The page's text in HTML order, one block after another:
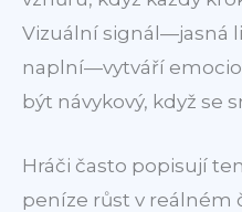
Vizuální signál—jasná
naplní—vytváří
být návykový, když se
Hráči často popisují
peníze růst v reálném